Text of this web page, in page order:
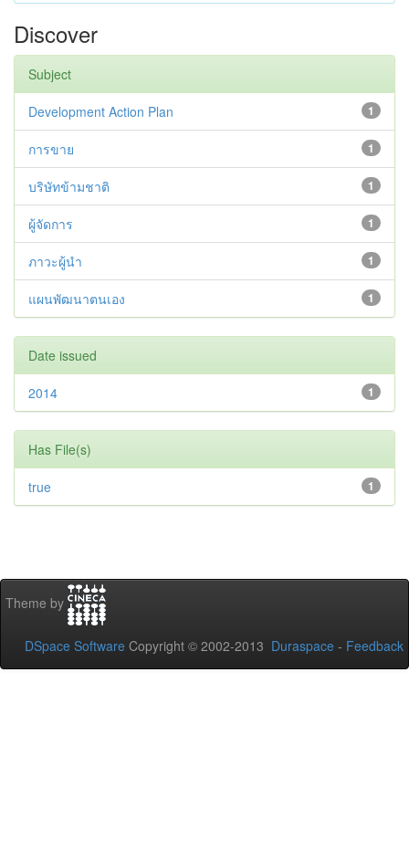
Discover
Subject
1
Development Action Plan
1
การขาย
1
บริษัทข้ามชาติ
1
ผู้จัดการ
1
ภาวะผู้นำ
1
แผนพัฒนาตนเอง
Date issued
1
2014
Has File(s)
1
true
Theme by
DSpace Software Copyright © 2002-2013 Duraspace - Feedback